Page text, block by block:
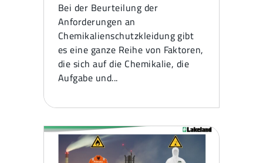
Bei der Beurteilung der
Anforderungen an
Chemikalienschutzkleidung gibt
es eine ganze Reihe von Faktoren,
die sich auf die Chemikalie, die
Aufgabe und...